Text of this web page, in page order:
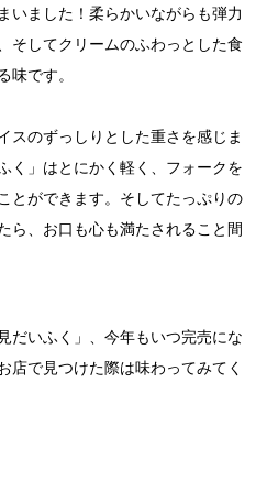
いました！柔らかいながらも弾力
そしてクリームのふわっとした食
味です。
スのずっしりとした重さを感じま
く」はとにかく軽く、フォークを
とができます。そしてたっぷりの
ら、お口も心も満たされること間
だいふく」、今年もいつ完売にな
店で見つけた際は味わってみてく